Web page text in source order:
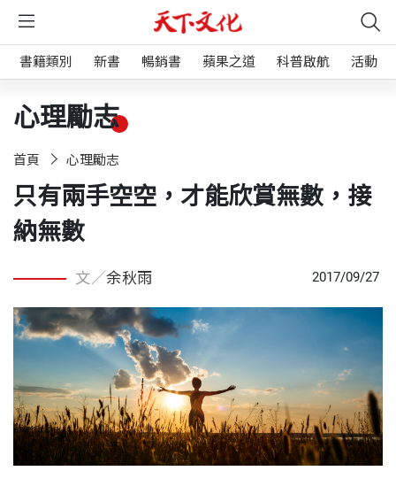
書籍類別 新書 暢銷書 蘋果之道 科普啟航 活動
心理勵志
首頁 心理勵志
只有兩手空空，才能欣賞無數，接
納無數
文／余秋雨 2017/09/27